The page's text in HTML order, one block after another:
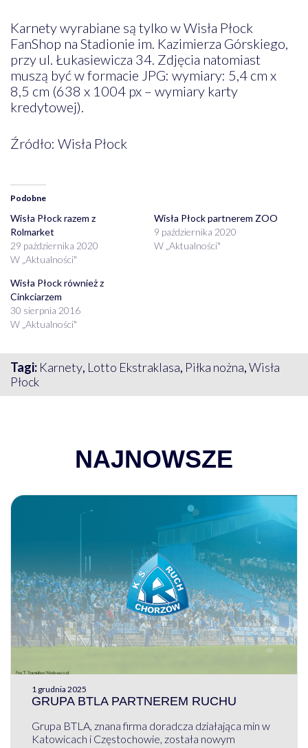
Karnety wyrabiane są tylko w Wisła Płock
FanShop na Stadionie im. Kazimierza Górskiego,
przy ul. Łukasiewicza 34. Zdjęcia natomiast
muszą być w formacie JPG: wymiary: 5,4 cm x
8,5 cm (638 x 1004 px – wymiary karty
kredytowej).
Źródło: Wisła Płock
Podobne
Wisła Płock razem z
Rolmarket
29 października 2020
W „Aktualności"
Wisła Płock partnerem ZOO
9 października 2020
W „Aktualności"
Wisła Płock również z
Cinkciarzem
30 sierpnia 2016
W „Aktualności"
Tagi: Karnety, Lotto Ekstraklasa, Piłka nożna,Wisła
Płock
NAJNOWSZE
1 grudnia 2025
GRUPA BTLA PARTNEREM RUCHU
Grupa BTLA, znana firma doradcza działająca min w
Katowicach i Częstochowie, została nowym